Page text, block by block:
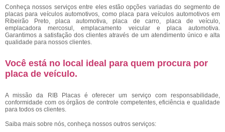
Conheça nossos serviços entre eles estão opções variadas do segmento de
placas para veículos automotivos, como placa para veículos automotivos em
Ribeirão Preto, placa automotiva, placa de carro, placa de veículo,
emplacadora mercosul, emplacamento veicular e placa automotiva.
Garantimos a satisfação dos clientes através de um atendimento único e alta
qualidade para nossos clientes.
Você está no local ideal para quem procura por
placa de veículo.
A missão da RIB Placas é oferecer um serviço com responsabilidade,
conformidade com os órgãos de controle competentes, eficiência e qualidade
para todos os clientes.
Saiba mais sobre nós, conheça nossos outros serviços: